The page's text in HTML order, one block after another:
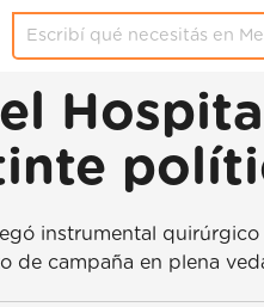
instrumental
de campaña en plena